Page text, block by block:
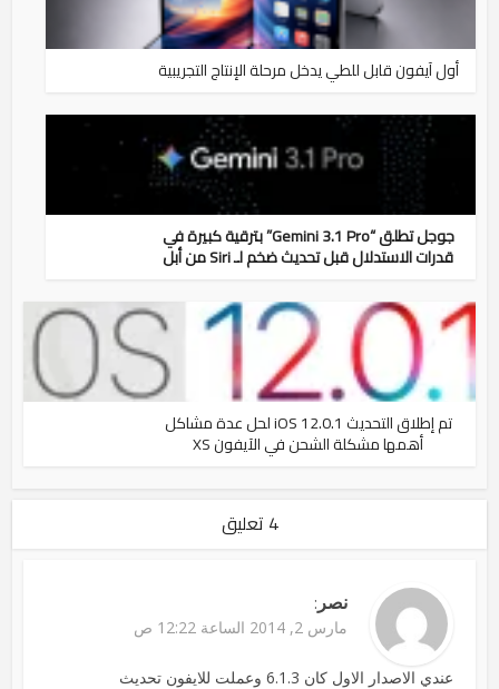
أول آيفون قابل للطي يدخل مرحلة الإنتاج التجريبية
جوجل تطلق “Gemini 3.1 Pro” بترقية كبيرة في
قدرات الاستدلال قبل تحديث ضخم لـ Siri من أبل
تم إطلاق التحديث iOS 12.0.1 لحل عدة مشاكل
أهمها مشكلة الشحن في الآيفون XS
4 تعليق
نصر :
مارس 2, 2014 الساعة 12:22 ص
عندي الاصدار الاول كان 6.1.3 وعملت للايفون تحديث